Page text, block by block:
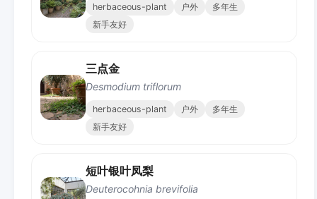
herbaceous-plant 户外
多年生
新手友好
三点金
Desmodium triflorum
herbaceous-plant 户外
多年生
新手友好
短叶银叶凤梨
Deuterocohnia brevifolia